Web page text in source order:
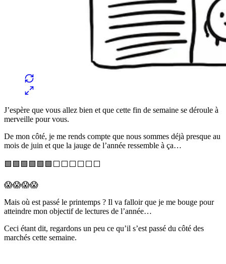
J’espère que vous allez bien et que cette fin de semaine se déroule à
merveille pour vous.
De mon côté, je me rends compte que nous sommes déjà presque au
mois de juin et que la jauge de l’année ressemble à ça…
🟩🟩🟩🟩🟩🟩⬜️⬜️⬜️⬜️⬜️⬜️
😱😱😱😱
Mais où est passé le printemps ? Il va falloir que je me bouge pour
atteindre mon objectif de lectures de l’année…
Ceci étant dit, regardons un peu ce qu’il s’est passé du côté des
marchés cette semaine.